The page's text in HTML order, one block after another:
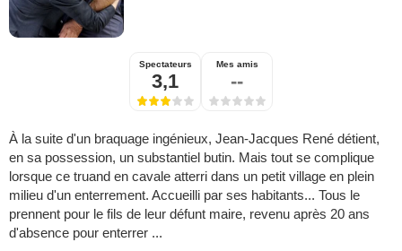
Spectateurs
3,1
Mes amis
--
À la suite d'un braquage ingénieux, Jean-Jacques René détient,
en sa possession, un substantiel butin. Mais tout se complique
lorsque ce truand en cavale atterri dans un petit village en plein
milieu d'un enterrement. Accueilli par ses habitants... Tous le
prennent pour le fils de leur défunt maire, revenu après 20 ans
d'absence pour enterrer ...